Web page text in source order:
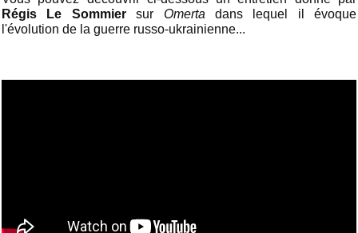
Régis Le Sommiersur Omerta dans lequel il évoque
l'évolution de la guerre russo-ukrainienne...